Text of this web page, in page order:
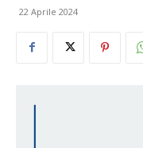
22 Aprile 2024